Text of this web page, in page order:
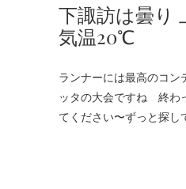
下諏訪は曇り
気温20℃
ランナーには最高のコン
ッタの大会ですね 終わ
てください〜ずっと探し